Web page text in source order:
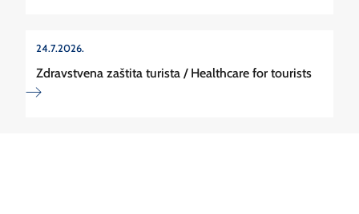
24.7.2026.
Zdravstvena zaštita turista / Healthcare for tourists